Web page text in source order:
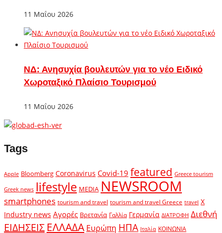
11 Μαΐου 2026
ΝΔ: Ανησυχία βουλευτών για το νέο Ειδικό
Χωροταξικό Πλαίσιο Τουρισμού
11 Μαΐου 2026
Tags
Apple Bloomberg Coronavirus Covid-19 featured Greece tourism
Greek news lifestyle MEDIA NEWSROOM
smartphones tourism and travel tourism and travel Greece travel X
Industry news Αγορές Βρετανία Γαλλία Γερμανία ΔΙΑΤΡΟΦΗ Διεθνή
ΕΙΔΗΣΕΙΣ ΕΛΛΑΔΑ Ευρώπη ΗΠΑ Ιταλία ΚΟΙΝΩΝΙΑ